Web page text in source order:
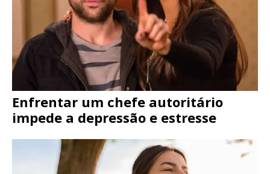
Enfrentar um chefe autoritário
impede a depressão e estresse